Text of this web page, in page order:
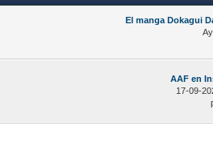
El manga Dokagui
AAF en
17-09-